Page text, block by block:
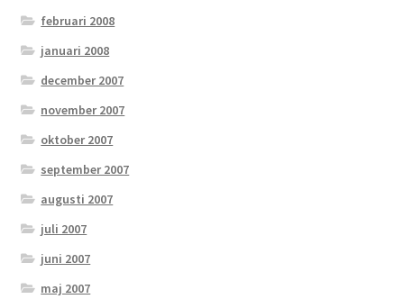
februari 2008
januari 2008
december 2007
november 2007
oktober 2007
september 2007
augusti 2007
juli 2007
juni 2007
maj 2007